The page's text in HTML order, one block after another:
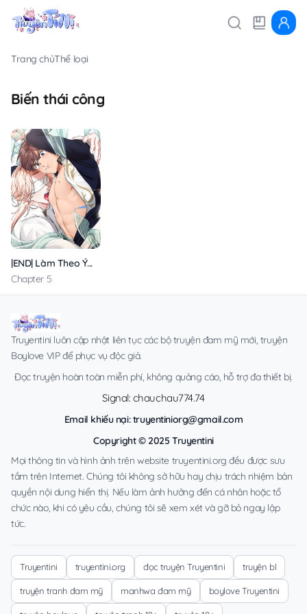
Trang chủThể loại
Biến thái công
|END| Làm Theo Ý... Thần Mơ Đi Nhá?!
Chapter 5
Truyentini luôn cập nhật liên tục các bộ truyện đam mỹ mới, truyện
Boylove VIP để phục vụ độc giả.
Đọc truyện hoàn toàn miễn phí, không quảng cáo, hỗ trợ đa thiết bị.
Signal: chauchau774.74
Email khiếu nại:truyentiniorg@gmail.com
Copyright © 2025 Truyentini
Mọi thông tin và hình ảnh trên website truyentini.org đều được sưu
tầm trên Internet. Chúng tôi không sở hữu hay chịu trách nhiệm bản
quyền nội dung hiển thị. Nếu làm ảnh hưởng đến cá nhân hoặc tổ
chức nào, khi có yêu cầu, chúng tôi sẽ xem xét và gỡ bỏ ngay lập
tức.
Truyentini truyentini.org đọc truyện Truyentini truyện bl
truyện tranh đam mỹ manhwa đam mỹ boylove Truyentini